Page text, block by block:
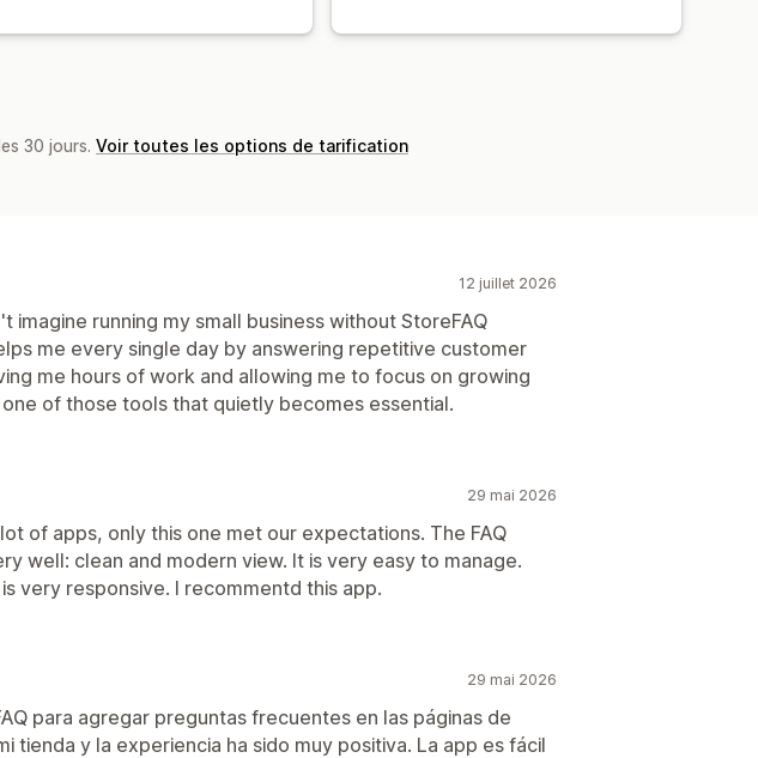
30 jours. Voir toutes les options de tarification
12 juillet 2026
imagine running my small business without StoreFAQ
me every single day by answering repetitive customer
me hours of work and allowing me to focus on growing
of those tools that quietly becomes essential.
29 mai 2026
of apps, only this one met our expectations. The FAQ
well: clean and modern view. It is very easy to manage.
very responsive. I recommentd this app.
29 mai 2026
para agregar preguntas frecuentes en las páginas de
tienda y la experiencia ha sido muy positiva. La app es fácil